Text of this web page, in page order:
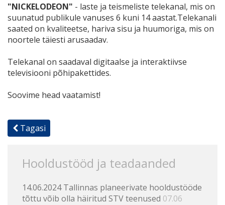
"NICKELODEON" ​​ - laste ja teismeliste telekanal, mis on
suunatud publikule vanuses 6 kuni 14 aastat.Telekanali
saated on kvaliteetse, hariva sisu ja huumoriga, mis on
noortele täiesti arusaadav.
Telekanal on saadaval digitaalse ja interaktiivse
televisiooni põhipakettides.
Soovime head vaatamist!
Tagasi
Hooldustööd ja teadaanded
14.06.2024 Tallinnas planeerivate hooldustööde
tõttu võib olla häiritud STV teenused 07.06